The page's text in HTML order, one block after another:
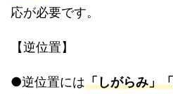
応が必要です。
【逆位置】
●逆位置には「しがらみ」